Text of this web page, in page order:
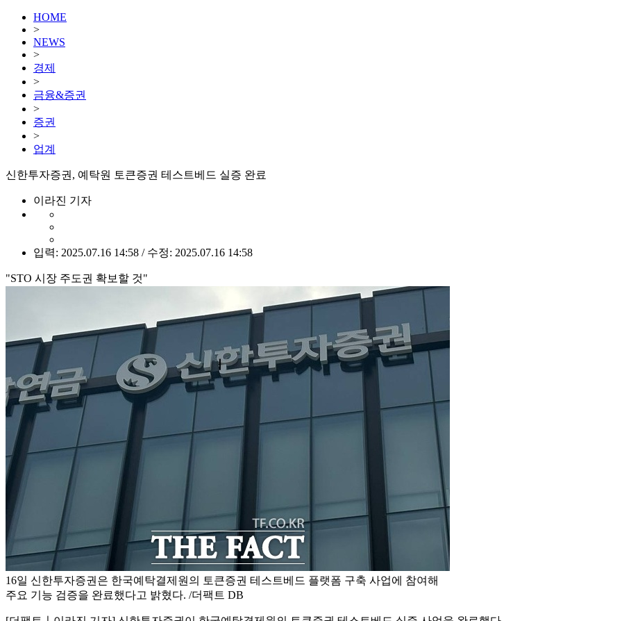
HOME
>
NEWS
>
경제
>
금융&증권
>
증권
>
업계
신한투자증권, 예탁원 토큰증권 테스트베드 실증 완료
이라진 기자
입력: 2025.07.16 14:58 / 수정: 2025.07.16 14:58
"STO 시장 주도권 확보할 것"
16일 신한투자증권은 한국예탁결제원의 토큰증권 테스트베드 플랫폼 구축 사업에 참여해
주요 기능 검증을 완료했다고 밝혔다. /더팩트 DB